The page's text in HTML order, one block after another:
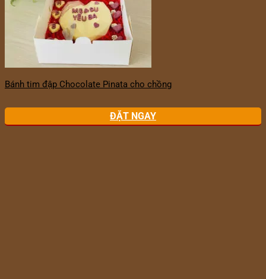
Bánh tim đập Chocolate Pinata cho chồng
ĐẶT NGAY